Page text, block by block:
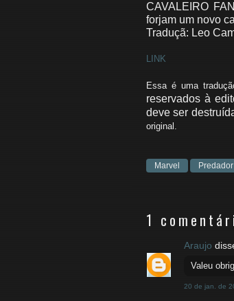
CAVALEIRO
forjam um novo
Traduçã: Leo
LINK
Essa é uma
reservados à
deve ser
original.
Marvel Predador
1
Araujo
Valeu
20 de jan. de